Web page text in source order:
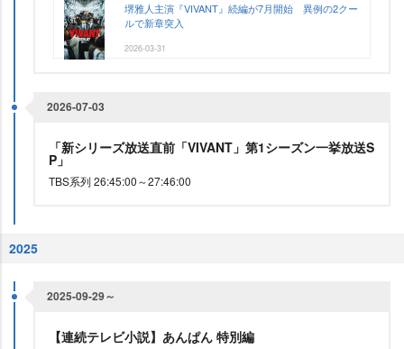
堺雅人主演『VIVANT』続編が7月開始 異例の2クー
ルで新章突入
2026-03-31
2026-07-03
「新シリーズ放送直前「VIVANT」第1シーズン一挙放送S
P」
TBS系列 26:45:00～27:46:00
2025
2025-09-29～
【連続テレビ小説】あんぱん 特別編